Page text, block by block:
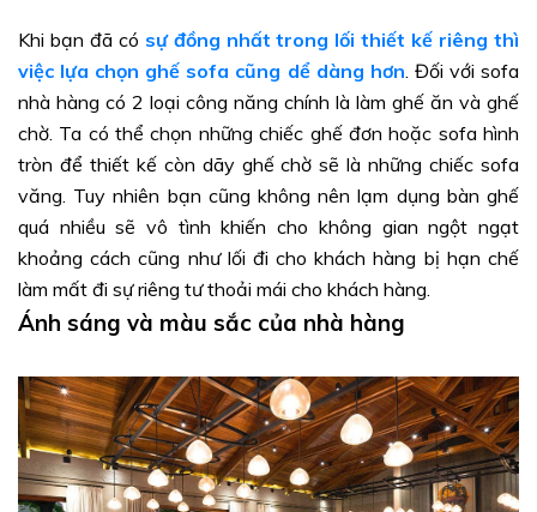
Khi bạn đã có sự đồng nhất trong lối thiết kế riêng thì
việc lựa chọn ghế sofa cũng dể dàng hơn. Đối với sofa
nhà hàng có 2 loại công năng chính là làm ghế ăn và ghế
chờ. Ta có thể chọn những chiếc ghế đơn hoặc sofa hình
tròn để thiết kế còn dãy ghế chờ sẽ là những chiếc sofa
văng. Tuy nhiên bạn cũng không nên lạm dụng bàn ghế
quá nhiều sẽ vô tình khiến cho không gian ngột ngạt
khoảng cách cũng như lối đi cho khách hàng bị hạn chế
làm mất đi sự riêng tư thoải mái cho khách hàng.
Ánh sáng và màu sắc của nhà hàng